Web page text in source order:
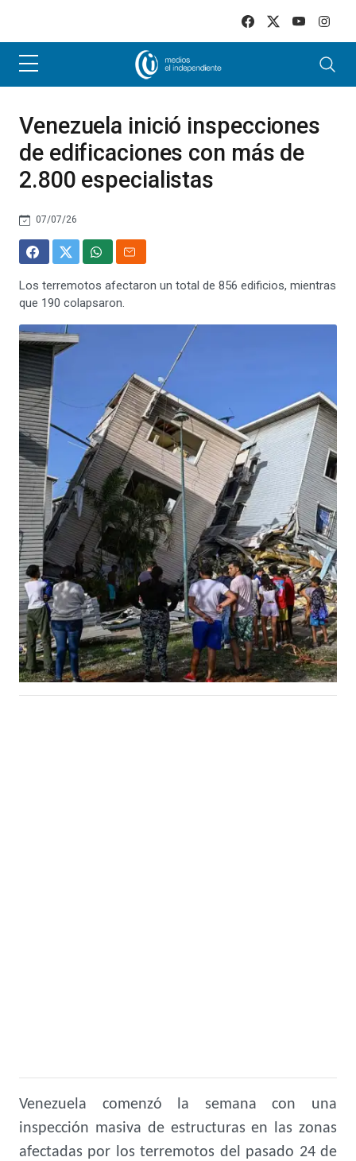
Venezuela inició inspecciones
de edificaciones con más de
2.800 especialistas
07/07/26
Los terremotos afectaron un total de 856 edificios, mientras
que 190 colapsaron.
Venezuela comenzó la semana con una
inspección masiva de estructuras en las zonas
afectadas por los terremotos del pasado 24 de